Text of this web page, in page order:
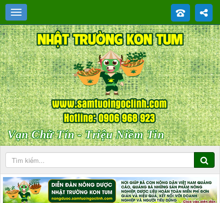
Vạn Chữ Tín - Triệu Niềm Tin